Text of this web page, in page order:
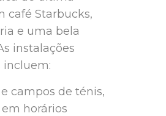
café Starbucks,
e uma bela
instalações
incluem:
campos de ténis,
horários